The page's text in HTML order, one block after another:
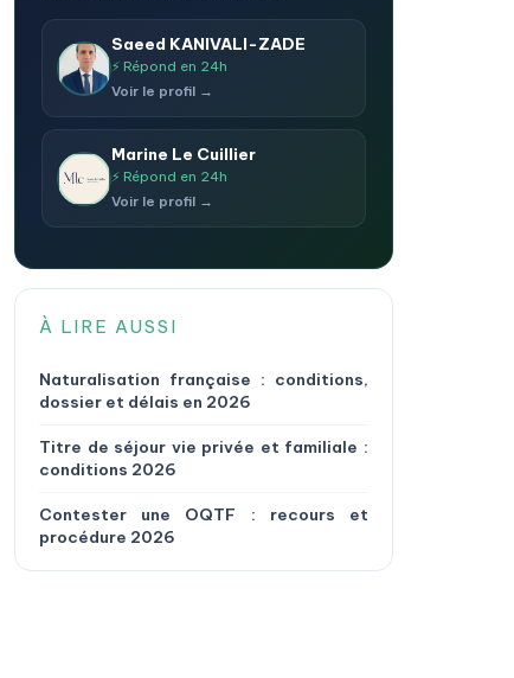
Saeed KANIVALI-ZADE
⚡ Répond en 24h
Voir le profil →
Marine Le Cuillier
⚡ Répond en 24h
Voir le profil →
À LIRE AUSSI
Naturalisation française : conditions,
dossier et délais en 2026
Titre de séjour vie privée et familiale :
conditions 2026
Contester une OQTF : recours et
procédure 2026